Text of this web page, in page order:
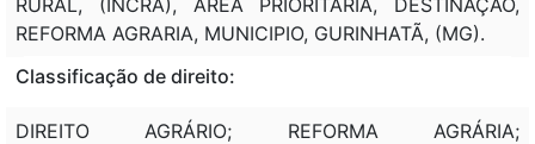
REFORMA AGRARIA, MUNICIPIO, GURINHATÃ, (MG).
Classificação de direito:
DIREITO AGRÁRIO; REFORMA AGRÁRIA;